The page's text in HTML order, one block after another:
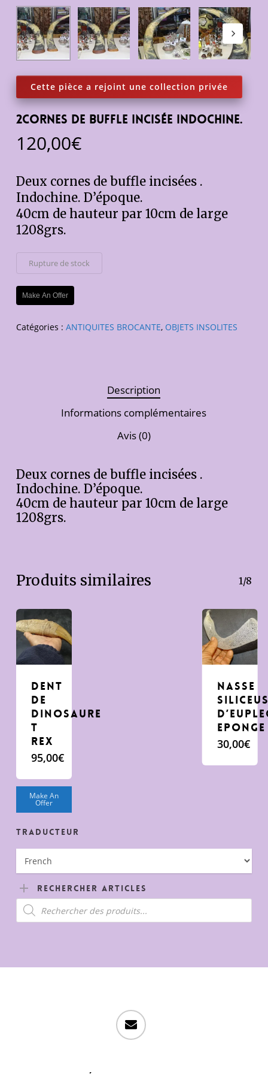
2cornes de buffle incisée Indochine.
120,00€
Deux cornes de buffle incisées .
Indochine. D’époque.
40cm de hauteur par 10cm de large
1208grs.
Rupture de stock
Make An Offer
Catégories : ANTIQUITES BROCANTE, OBJETS INSOLITES
Description
Informations complémentaires
Avis (0)
Deux cornes de buffle incisées .
Indochine. D’époque.
40cm de hauteur par 10cm de large
1208grs.
Produits similaires 1/8
Dent
de
Dinosaure
T
rex
95,00€
Make An
Offer
Nasse
Eponge
30,00€
Traducteur
Rechercher Articles
Recherche
de
produits
email